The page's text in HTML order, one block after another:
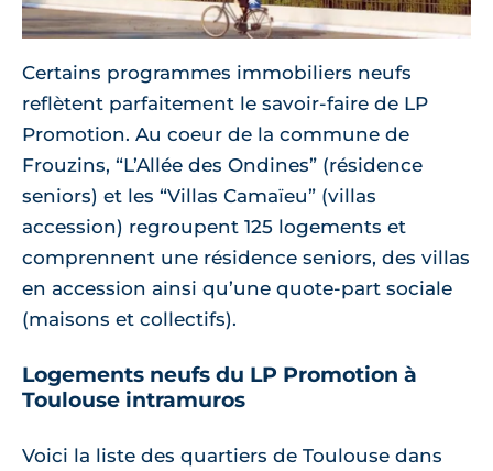
Certains programmes immobiliers neufs
reflètent parfaitement le savoir-faire de LP
Promotion. Au coeur de la commune de
Frouzins, “L’Allée des Ondines” (résidence
seniors) et les “Villas Camaïeu” (villas
accession) regroupent 125 logements et
comprennent une résidence seniors, des villas
en accession ainsi qu’une quote-part sociale
(maisons et collectifs).
Logements neufs du LP Promotion à
Toulouse intramuros
Voici la liste des quartiers de Toulouse dans